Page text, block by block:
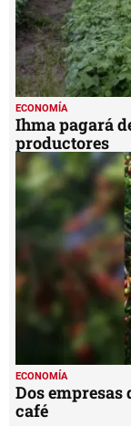
ECONOMÍA
Ihma pagará
productores
ECONOMÍA
Dos
café